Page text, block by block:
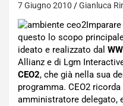
7 Giugno 2010 Gianluca
questo lo scopo
ideato e realizzato dal
Allianz e di Lgm
CEO2, che già nella sua
programma. CEO2
amministratore delegato,